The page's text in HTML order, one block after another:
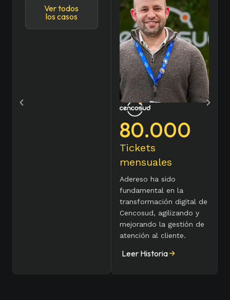
Ver todos
los casos
80.000
Tickets
mensuales
Adereso ha sido
fundamental en la
transformación digital de
Cencosud, agilizando y
mejorando la gestión de
atención al cliente.
Leer Historia